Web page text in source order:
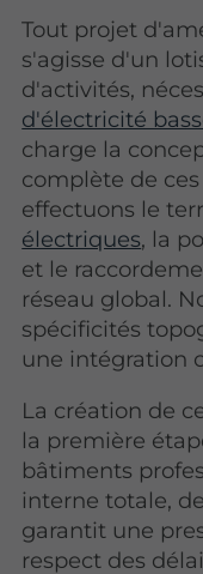
Tout projet
s'agisse d'un
d'activités,
d'électricité
charge la
complète de
effectuons le
électriques, la
et le
réseau global.
spécificités
une intégration
La création de
la première
bâtiments
interne totale,
garantit une
respect des